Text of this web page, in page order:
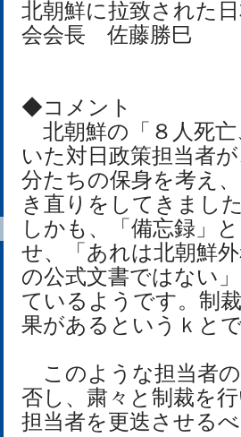
北朝鮮に拉致された
会会長 佐藤勝巳
◆コメント
北朝鮮の「８人死
いた対日政策担当者
分たちの保身を考え
き直りをしてきまし
しかも、「備忘録」
せ、「あれは北朝鮮
の公式文書ではない
ているようです。制
果があるというｋと
このような担当者
否し、粛々と制裁を
担当者を更迭させる